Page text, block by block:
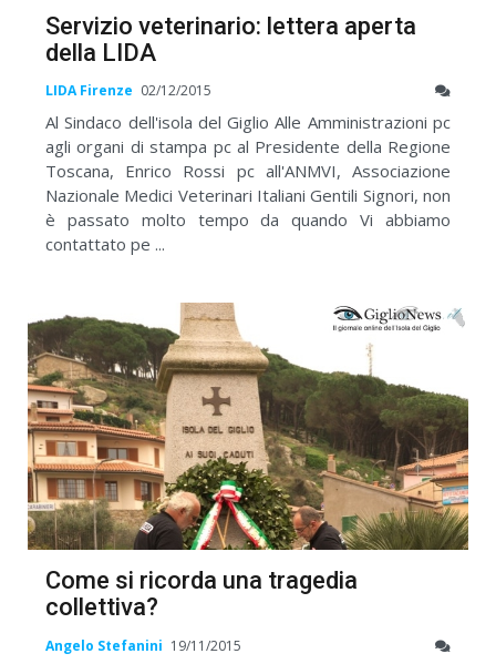
Servizio veterinario: lettera aperta
della LIDA
LIDA Firenze 02/12/2015
Al Sindaco dell'isola del Giglio Alle Amministrazioni pc
agli organi di stampa pc al Presidente della Regione
Toscana, Enrico Rossi pc all'ANMVI, Associazione
Nazionale Medici Veterinari Italiani Gentili Signori, non
è passato molto tempo da quando Vi abbiamo
contattato pe ...
Come si ricorda una tragedia
collettiva?
Angelo Stefanini 19/11/2015